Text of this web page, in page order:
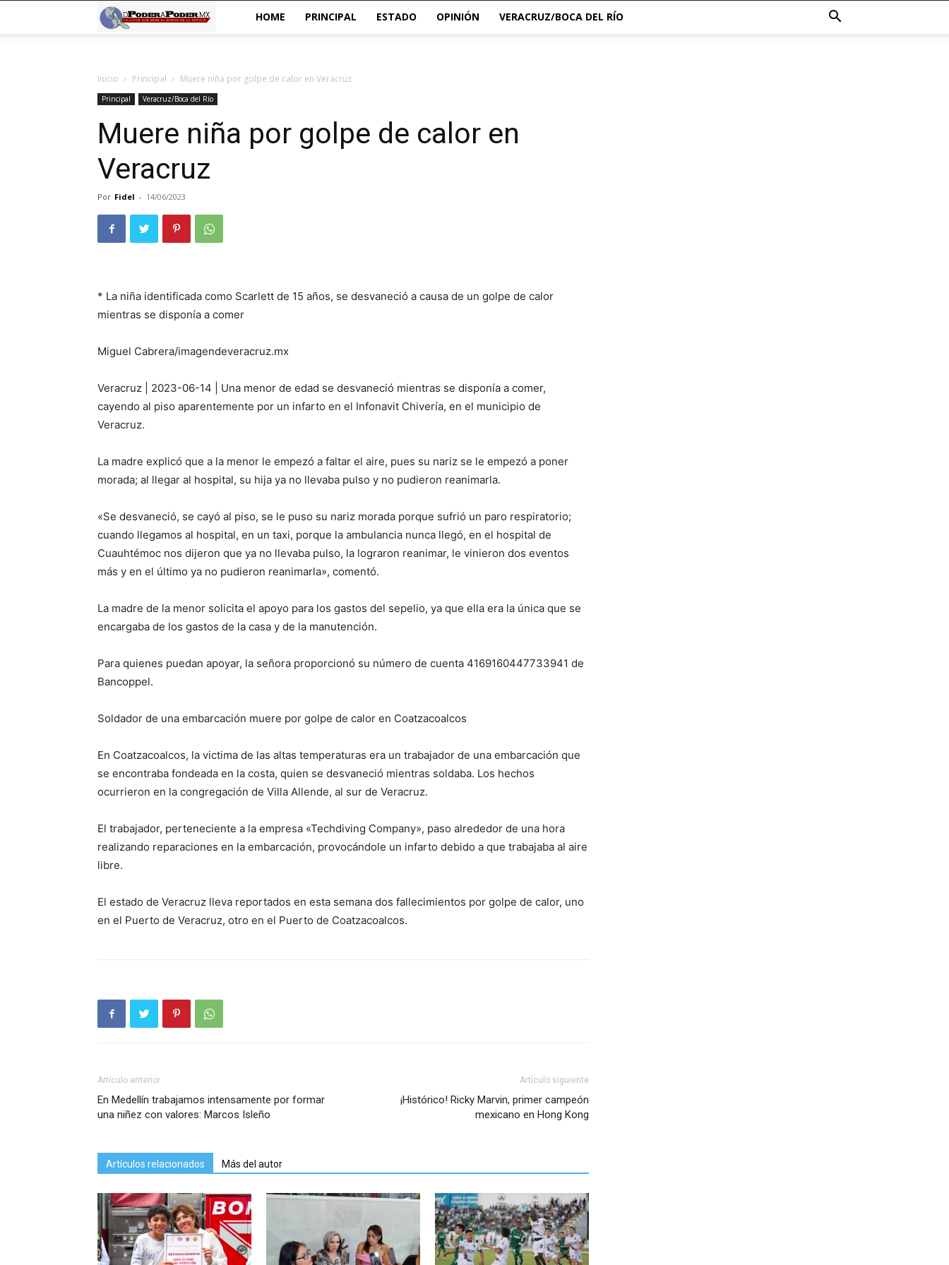
a
HOME PRINCIPAL ESTADO OPINIÓN VERACRUZ/BOCA DEL RÍO
Inicio Principal Muere niña por golpe de calor en Veracruz
Principal Veracruz/Boca del Río
Muere niña por golpe de calor en
Veracruz
Por Fidel - 14/06/2023
* La niña identificada como Scarlett de 15 años, se desvaneció a causa de un golpe de calor
mientras se disponía a comer
Miguel Cabrera/imagendeveracruz.mx
Veracruz | 2023-06-14 | Una menor de edad se desvaneció mientras se disponía a comer,
cayendo al piso aparentemente por un infarto en el Infonavit Chivería, en el municipio de
Veracruz.
La madre explicó que a la menor le empezó a faltar el aire, pues su nariz se le empezó a poner
morada; al llegar al hospital, su hija ya no llevaba pulso y no pudieron reanimarla.
«Se desvaneció, se cayó al piso, se le puso su nariz morada porque sufrió un paro respiratorio;
cuando llegamos al hospital, en un taxi, porque la ambulancia nunca llegó, en el hospital de
Cuauhtémoc nos dijeron que ya no llevaba pulso, la lograron reanimar, le vinieron dos eventos
más y en el último ya no pudieron reanimarla», comentó.
La madre de la menor solicita el apoyo para los gastos del sepelio, ya que ella era la única que se
encargaba de los gastos de la casa y de la manutención.
Para quienes puedan apoyar, la señora proporcionó su número de cuenta 4169160447733941 de
Bancoppel.
Soldador de una embarcación muere por golpe de calor en Coatzacoalcos
En Coatzacoalcos, la victima de las altas temperaturas era un trabajador de una embarcación que
se encontraba fondeada en la costa, quien se desvaneció mientras soldaba. Los hechos
ocurrieron en la congregación de Villa Allende, al sur de Veracruz.
El trabajador, perteneciente a la empresa «Techdiving Company», paso alrededor de una hora
realizando reparaciones en la embarcación, provocándole un infarto debido a que trabajaba al aire
libre.
El estado de Veracruz lleva reportados en esta semana dos fallecimientos por golpe de calor, uno
en el Puerto de Veracruz, otro en el Puerto de Coatzacoalcos.
Artículo anterior
En Medellín trabajamos intensamente por formar
una niñez con valores: Marcos Isleño
Artículo siguiente
¡Histórico! Ricky Marvin, primer campeón
mexicano en Hong Kong
Artículos relacionados Más del autor